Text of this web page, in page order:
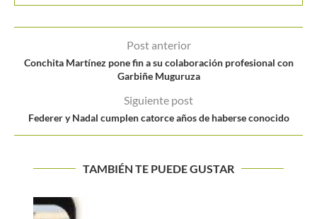
Post anterior
Conchita Martínez pone fin a su colaboración profesional con
Garbiñe Muguruza
Siguiente post
Federer y Nadal cumplen catorce años de haberse conocido
TAMBIÉN TE PUEDE GUSTAR